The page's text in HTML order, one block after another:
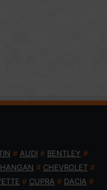
# AUDI # BENTLEY #
# CHEVROLET #
# CUPRA # DACIA #